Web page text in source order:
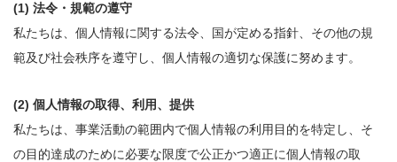
法令・規範の遵守
私たちは、個人情報に関する法令、国が定める指針、その他の規
範及び社会秩序を遵守し、個人情報の適切な保護に努めます。
個人情報の取得、利用、提供
私たちは、事業活動の範囲内で個人情報の利用目的を特定し、そ
の目的達成のために必要な限度で公正かつ適正に個人情報の取